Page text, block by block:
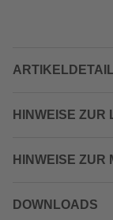
HINWEISE ZUR
HINWEISE ZUR
DOWNLOADS